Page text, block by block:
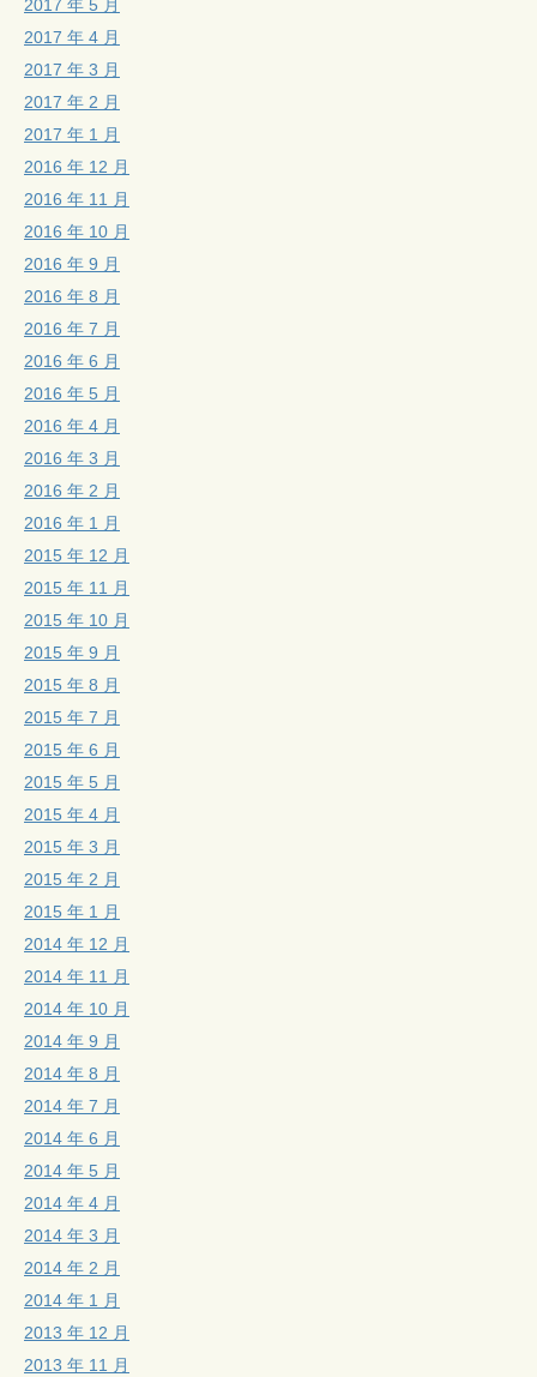
2017 年 5 月
2017 年 4 月
2017 年 3 月
2017 年 2 月
2017 年 1 月
2016 年 12 月
2016 年 11 月
2016 年 10 月
2016 年 9 月
2016 年 8 月
2016 年 7 月
2016 年 6 月
2016 年 5 月
2016 年 4 月
2016 年 3 月
2016 年 2 月
2016 年 1 月
2015 年 12 月
2015 年 11 月
2015 年 10 月
2015 年 9 月
2015 年 8 月
2015 年 7 月
2015 年 6 月
2015 年 5 月
2015 年 4 月
2015 年 3 月
2015 年 2 月
2015 年 1 月
2014 年 12 月
2014 年 11 月
2014 年 10 月
2014 年 9 月
2014 年 8 月
2014 年 7 月
2014 年 6 月
2014 年 5 月
2014 年 4 月
2014 年 3 月
2014 年 2 月
2014 年 1 月
2013 年 12 月
2013 年 11 月